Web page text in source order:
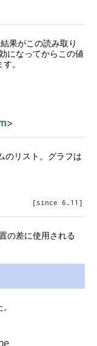
果がこの読み取り
になってからこの値
。
>
のリスト。グラフは
[since 6.11]
の差に使用される